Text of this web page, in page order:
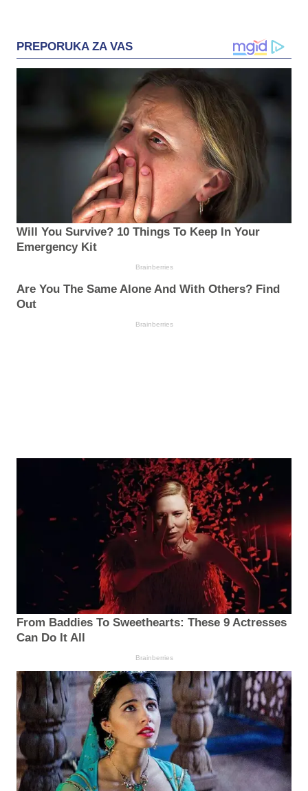
PREPORUKA ZA VAS
Will You Survive? 10 Things To Keep In Your
Emergency Kit
Brainberries
Are You The Same Alone And With Others? Find
Out
Brainberries
From Baddies To Sweethearts: These 9 Actresses
Can Do It All
Brainberries